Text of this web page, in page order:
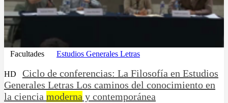
Facultades Estudios Generales Letras
HD
Ciclo de conferencias: La Filosofía en Estudios
Generales Letras Los caminos del conocimiento en
la ciencia moderna y contemporánea